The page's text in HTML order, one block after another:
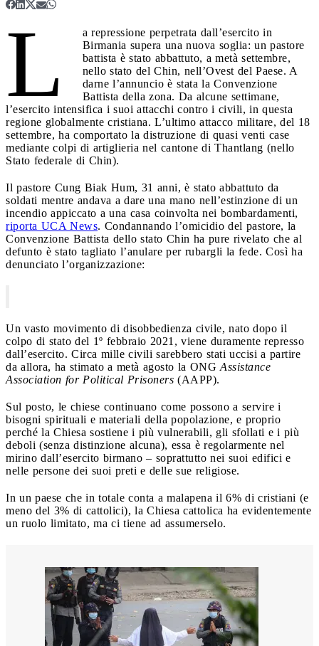
L
a repressione perpetrata dall’esercito in
Birmania supera una nuova soglia: un pastore
battista è stato abbattuto, a metà settembre,
nello stato del Chin, nell’Ovest del Paese. A
darne l’annuncio è stata la Convenzione
Battista della zona. Da alcune settimane,
l’esercito intensifica i suoi attacchi contro i civili, in questa
regione globalmente cristiana. L’ultimo attacco militare, del 18
settembre, ha comportato la distruzione di quasi venti case
mediante colpi di artiglieria nel cantone di Thantlang (nello
Stato federale di Chin).
Il pastore Cung Biak Hum, 31 anni, è stato abbattuto da
soldati mentre andava a dare una mano nell’estinzione di un
incendio appiccato a una casa coinvolta nei bombardamenti,
riporta UCA News. Condannando l’omicidio del pastore, la
Convenzione Battista dello stato Chin ha pure rivelato che al
defunto è stato tagliato l’anulare per rubargli la fede. Così ha
denunciato l’organizzazione:
Un vasto movimento di disobbedienza civile, nato dopo il
colpo di stato del 1º febbraio 2021, viene duramente represso
dall’esercito. Circa mille civili sarebbero stati uccisi a partire
da allora, ha stimato a metà agosto la ONG Assistance
Association for Political Prisoners (AAPP).
Sul posto, le chiese continuano come possono a servire i
bisogni spirituali e materiali della popolazione, e proprio
perché la Chiesa sostiene i più vulnerabili, gli sfollati e i più
deboli (senza distinzione alcuna), essa è regolarmente nel
mirino dall’esercito birmano – soprattutto nei suoi edifici e
nelle persone dei suoi preti e delle sue religiose.
In un paese che in totale conta a malapena il 6% di cristiani (e
meno del 3% di cattolici), la Chiesa cattolica ha evidentemente
un ruolo limitato, ma ci tiene ad assumerselo.